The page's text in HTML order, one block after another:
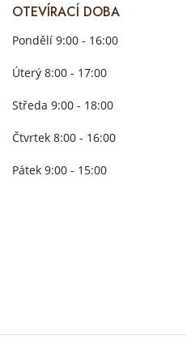
OTEVÍRACÍ DOBA
Pondělí 9:00 - 16:00
Úterý 8:00 - 17:00
Středa 9:00 - 18:00
Čtvrtek 8:00 - 16:00
Pátek 9:00 - 15:00